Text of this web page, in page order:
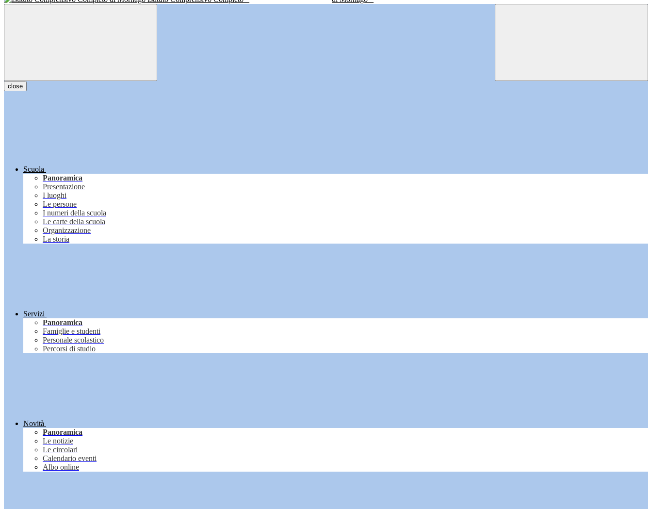
close
Scuola
Panoramica
Presentazione
I luoghi
Le persone
I numeri della scuola
Le carte della scuola
Organizzazione
La storia
Servizi
Panoramica
Famiglie e studenti
Personale scolastico
Percorsi di studio
Novità
Panoramica
Le notizie
Le circolari
Calendario eventi
Albo online